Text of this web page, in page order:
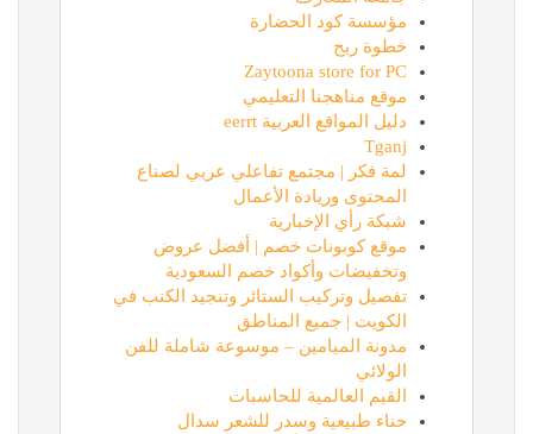
مؤسسة كود الحضارة
خطوة ربح
Zaytoona store for PC
موقع مناهجنا التعليمي
دليل المواقع العربية eerrt
Tganj
لمة فكر | مجتمع تفاعلي عربي لصناع
المحتوى وريادة الأعمال
شبكة رأي الإخبارية
موقع كوبونات خصم | أفضل عروض
وتخفيضات وأكواد خصم السعودية
تفصيل وتركيب الستائر وتنجيد الكنب في
الكويت | جميع المناطق
مدونة الميامين – موسوعة شاملة للفن
الولائي
القيم العالمية للحاسبات
حناء طبيعية وسدر للشعر سدال